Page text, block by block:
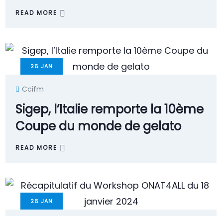
READ MORE
26 JAN
Ccifm
Sigep, l’Italie remporte la 10ème
Coupe du monde de gelato
READ MORE
26 JAN